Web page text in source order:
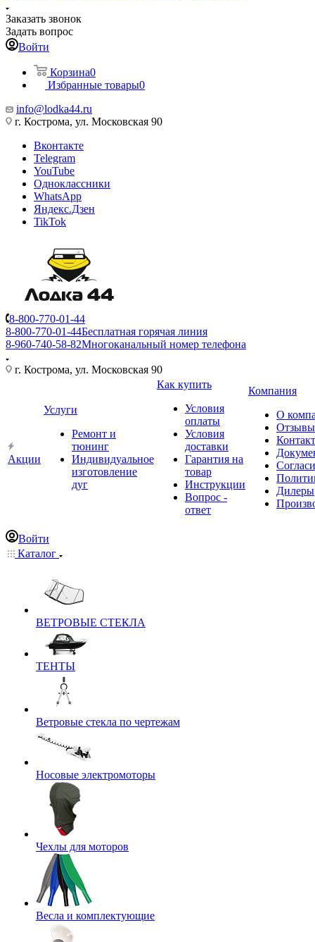
Заказать звонок
Задать вопрос
Войти
Корзина0
Избранные товары0
info@lodka44.ru
г. Кострома, ул. Московская 90
Вконтакте
Telegram
YouTube
Одноклассники
WhatsApp
Яндекс.Дзен
TikTok
8-800-770-01-44
8-800-770-01-44Бесплатная горячая линия
8-960-740-58-82Многоканальный номер телефона
г. Кострома, ул. Московская 90
Акции
Услуги
Ремонт и
тюнинг
Индивидуальное
изготовление
дуг
Как купить
Условия
оплаты
Условия
доставки
Гарантия на
товар
Инструкции
Вопрос -
ответ
Компания
О
Отзывы
Дилеры
Войти
Каталог
ВЕТРОВЫЕ СТЕКЛА
ТЕНТЫ
Ветровые стекла по чертежам
Носовые электромоторы
Чехлы для моторов
Весла и комплектующие